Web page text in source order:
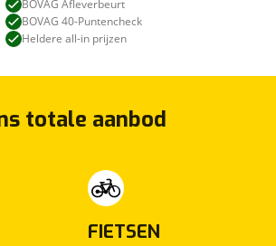
verwerkt je persoonsgegevens
aanvraag zo goed mogelijk bij de
te brengen. Lees hier meer over in
privacyverklaring
meer vertellen? (optioneel)
mijn bevinding door
BOVAG Afleverbeurt
BOVAG 40-Puntencheck
Heldere all-in prijzen
totale aanbod
FIETSEN